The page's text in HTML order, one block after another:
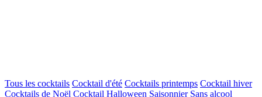
Tous les cocktails Cocktail d'été Cocktails printemps Cocktail hiver
Cocktails de Noël Cocktail Halloween Saisonnier Sans alcool